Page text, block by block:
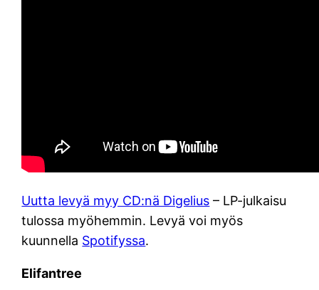
Uutta levyä myy CD:nä Digelius – LP-julkaisu
tulossa myöhemmin. Levyä voi myös
kuunnella Spotifyssa.
Elifantree